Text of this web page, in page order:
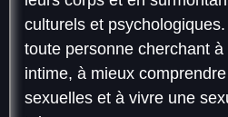
culturels et
toute personne cherchant
intime, à mieux
sexuelles et à vivre une